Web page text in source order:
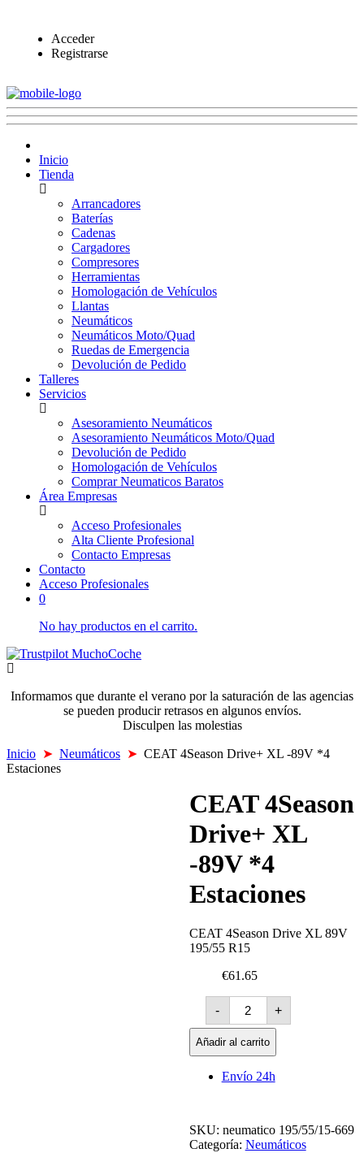
Acceder
Registrarse
Inicio
Tienda
Arrancadores
Baterías
Cadenas
Cargadores
Compresores
Herramientas
Homologación de Vehículos
Llantas
Neumáticos
Neumáticos Moto/Quad
Ruedas de Emergencia
Devolución de Pedido
Talleres
Servicios
Asesoramiento Neumáticos
Asesoramiento Neumáticos Moto/Quad
Devolución de Pedido
Homologación de Vehículos
Comprar Neumaticos Baratos
Área Empresas
Acceso Profesionales
Alta Cliente Profesional
Contacto Empresas
Contacto
Acceso Profesionales
0
No hay productos en el carrito.
Informamos que durante el verano por la saturación de las agencias
se pueden producir retrasos en algunos envíos.
Disculpen las molestias
Inicio ➤ Neumáticos ➤ CEAT 4Season Drive+ XL -89V *4
Estaciones
CEAT 4Season
Drive+ XL
-89V *4
Estaciones
CEAT 4Season Drive XL 89V
195/55 R15
€61.65
-
CEAT
4Season
Drive+
XL
-89V
Estaciones
+
Añadir al carrito
Envío 24h
SKU: neumatico 195/55/15-669
Categoría: Neumáticos